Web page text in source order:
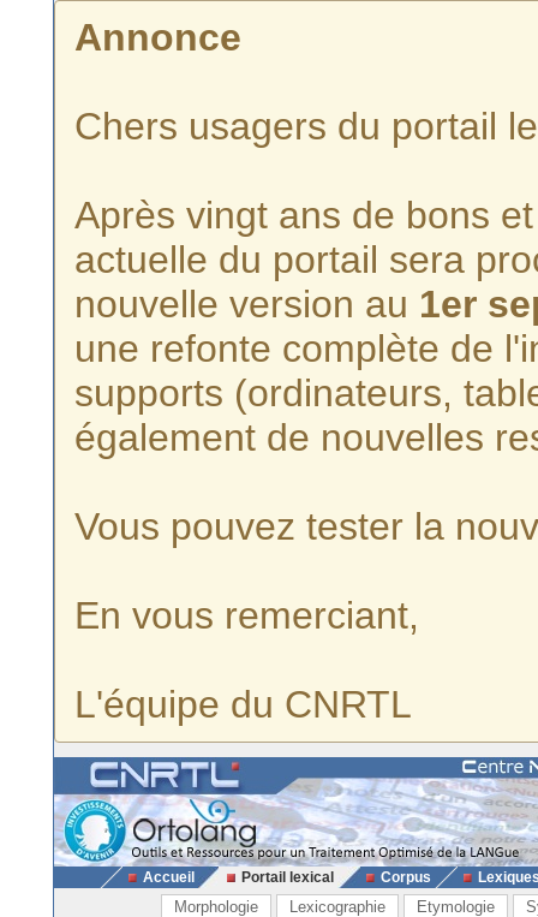
Annonce
Chers usagers du portail
Après vingt ans de bons
actuelle du portail sera
nouvelle version au 1er
une refonte complète de
supports (ordinateurs,
également de nouvelles
Vous pouvez tester la
En vous remerciant,
L'équipe du CNRTL
Accueil Portail lexical Corpus
Morphologie Lexicographie Etymologie